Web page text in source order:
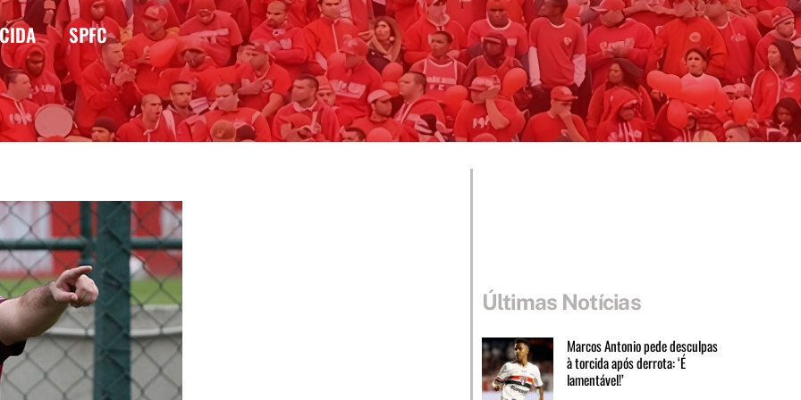
SPFC
Últimas Notícias
Marcos Antonio pede desculpas
à torcida após derrota: ‘É
lamentável!’